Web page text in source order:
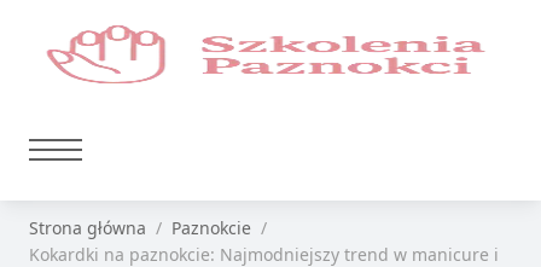
Strona główna
Paznokcie
Kokardki na paznokcie: Najmodniejszy trend w manicure i